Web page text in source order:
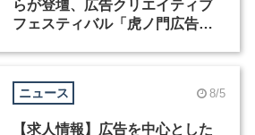
らが登壇、広告クリエイティブ
フェスティバル「虎ノ門広告
ニュース 8/5
【求人情報】広告を中心とした